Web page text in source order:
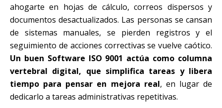
ahogarte en hojas de cálculo, correos dispersos y
documentos desactualizados. Las personas se cansan
de sistemas manuales, se pierden registros y el
seguimiento de acciones correctivas se vuelve caótico.
Un buen Software ISO 9001 actúa como columna
vertebral digital, que simplifica tareas y libera
tiempo para pensar en mejora real, en lugar de
dedicarlo a tareas administrativas repetitivas.